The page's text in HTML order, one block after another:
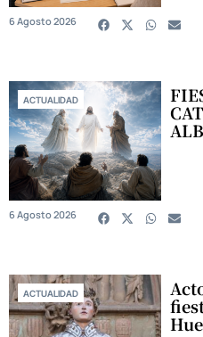
6 Agosto 2026
ACTUALIDAD
6 Agosto 2026
ACTUALIDAD